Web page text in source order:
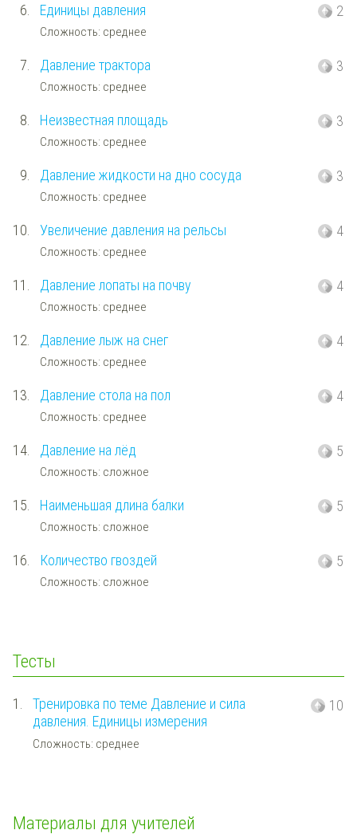
6. Единицы давления
Сложность: среднее
2
7. Давление трактора
Сложность: среднее
3
8. Неизвестная площадь
Сложность: среднее
3
9. Давление жидкости на дно сосуда
Сложность: среднее
3
10. Увеличение давления на рельсы
Сложность: среднее
4
11. Давление лопаты на почву
Сложность: среднее
4
12. Давление лыж на снег
Сложность: среднее
4
13. Давление стола на пол
Сложность: среднее
4
14. Давление на лёд
Сложность: сложное
5
15. Наименьшая длина балки
Сложность: сложное
5
16. Количество гвоздей
Сложность: сложное
5
Тесты
1.
Тренировка по теме Давление и сила
давления. Единицы измерения
Сложность: среднее
10
Материалы для учителей